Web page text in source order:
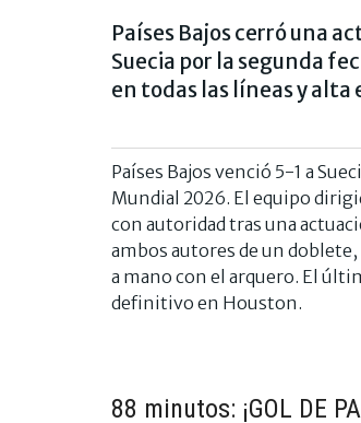
Países Bajos cerró una
Suecia por la segunda
en todas las líneas y alta
Países Bajos venció 5-1 a
Mundial 2026. El equipo
con autoridad tras una
ambos autores de un
a mano con el arquero. El
definitivo en Houston.
88 minutos: ¡GOL DE